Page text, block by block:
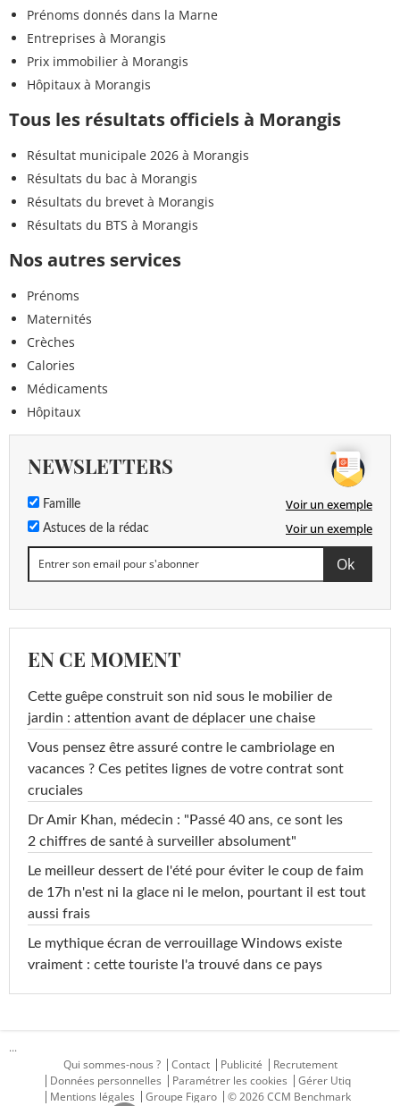
Prénoms donnés dans la Marne
Entreprises à Morangis
Prix immobilier à Morangis
Hôpitaux à Morangis
Tous les résultats officiels à Morangis
Résultat municipale 2026 à Morangis
Résultats du bac à Morangis
Résultats du brevet à Morangis
Résultats du BTS à Morangis
Nos autres services
Prénoms
Maternités
Crèches
Calories
Médicaments
Hôpitaux
NEWSLETTERS
Famille Voir un exemple
Astuces de la rédac Voir un exemple
EN CE MOMENT
Cette guêpe construit son nid sous le mobilier de
jardin : attention avant de déplacer une chaise
Vous pensez être assuré contre le cambriolage en
vacances ? Ces petites lignes de votre contrat sont
cruciales
Dr Amir Khan, médecin : "Passé 40 ans, ce sont les
2 chiffres de santé à surveiller absolument"
Le meilleur dessert de l'été pour éviter le coup de faim
de 17h n'est ni la glace ni le melon, pourtant il est tout
aussi frais
Le mythique écran de verrouillage Windows existe
vraiment : cette touriste l'a trouvé dans ce pays
...
Qui sommes-nous ?
Contact Publicité
Recrutement
Données personnelles
Paramétrer les cookies
Gérer Utiq
Mentions légales
Groupe Figaro © 2026 CCM Benchmark